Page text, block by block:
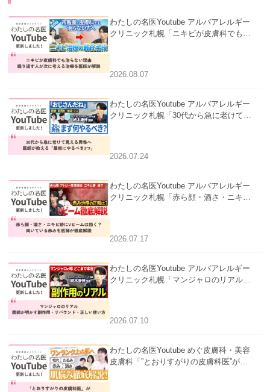
わたしの名医Youtube アルバアレルギー
クリニック札幌「ニキビが皮膚科でも治
療を医師が解説」を公開いたしました。
2026.08.07
わたしの名医Youtube アルバアレルギー
クリニック札幌「30代から急に老けて見
べき3つ」」を公開いたしました。
2026.07.24
わたしの名医Youtube アルバアレルギー
クリニック札幌「赤ら顔・酒さ・ニキビ
医師が徹底解説」を公開いたしました。
2026.07.17
わたしの名医Youtube アルバアレルギー
クリニック札幌「マンジャロのリアル｜
い使い方」を公開いたしました。
2026.07.10
わたしの名医Youtube めぐ皮膚科・美容
皮膚科「”とおりすがりの皮膚科医”がス
公開いたしました。